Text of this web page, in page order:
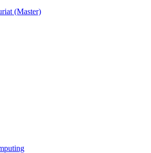
(Master)